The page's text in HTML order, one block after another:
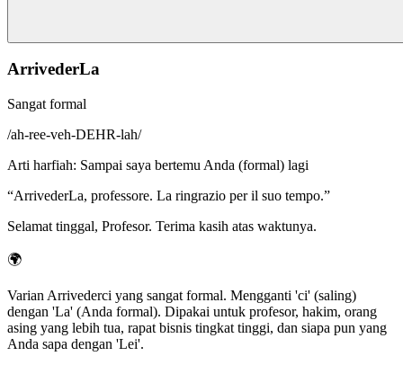
ArrivederLa
Sangat formal
/ah-ree-veh-DEHR-lah/
Arti harfiah: Sampai saya bertemu Anda (formal) lagi
“ArrivederLa, professore. La ringrazio per il suo tempo.”
Selamat tinggal, Profesor. Terima kasih atas waktunya.
🌍
Varian Arrivederci yang sangat formal. Mengganti 'ci' (saling)
dengan 'La' (Anda formal). Dipakai untuk profesor, hakim, orang
asing yang lebih tua, rapat bisnis tingkat tinggi, dan siapa pun yang
Anda sapa dengan 'Lei'.